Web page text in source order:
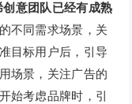
意团队已经有成熟
不同需求场景，关
目标用户后，引导
场景，关注广告的
始考虑品牌时，引